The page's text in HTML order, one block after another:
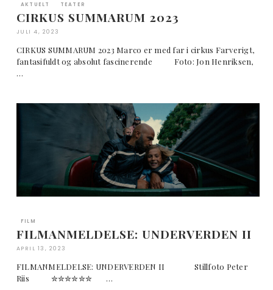
AKTUELT TEATER
CIRKUS SUMMARUM 2023
JULI 4, 2023
CIRKUS SUMMARUM 2023 Marco er med far i cirkus Farverigt,
fantasifuldt og absolut fascinerende Foto: Jon Henriksen,
…
FILM
FILMANMELDELSE: UNDERVERDEN II
APRIL 13, 2023
FILMANMELDELSE: UNDERVERDEN II Stillfoto Peter
Riis ✮✮✮✮✮✮ …